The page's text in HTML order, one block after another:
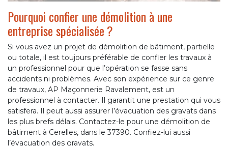
Pourquoi confier une démolition à une
entreprise spécialisée ?
Si vous avez un projet de démolition de bâtiment, partielle
ou totale, il est toujours préférable de confier les travaux à
un professionnel pour que l’opération se fasse sans
accidents ni problèmes. Avec son expérience sur ce genre
de travaux, AP Maçonnerie Ravalement, est un
professionnel à contacter. Il garantit une prestation qui vous
satisfera. Il peut aussi assurer l’évacuation des gravats dans
les plus brefs délais. Contactez-le pour une démolition de
bâtiment à Cerelles, dans le 37390. Confiez-lui aussi
l’évacuation des gravats.